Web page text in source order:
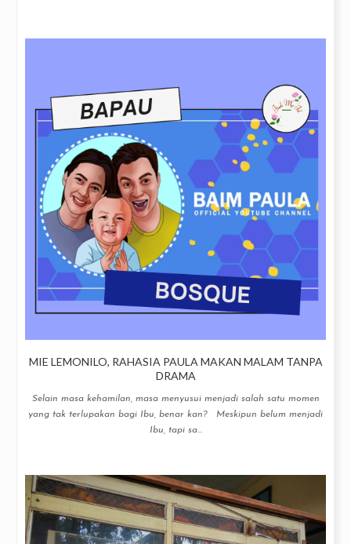
MIE LEMONILO, RAHASIA PAULA MAKAN MALAM TANPA
DRAMA
Selain masa kehamilan, masa menyusui menjadi salah satu momen
yang tak terlupakan bagi Ibu, benar kan? Meskipun belum menjadi
Ibu, tapi sa...